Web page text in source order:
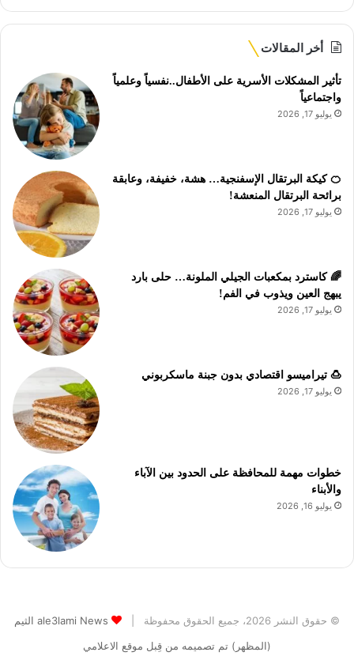
أخر المقالات
تأثير المشكلات الأسرية على الأطفال..نفسياً وعلمياً
واجتماعياً
يوليو 17, 2026
🍊 كيكة البرتقال الإسفنجية… هشة، خفيفة، وعابقة
برائحة البرتقال المنعشة!
يوليو 17, 2026
🌈 كاسترد بمكعبات الجيلي الملونة… حلى بارد
يبهج العين ويذوب في الفم!
يوليو 17, 2026
🍮 تيراميسو اقتصادي بدون جبنة ماسكربوني
يوليو 17, 2026
خطوات مهمة للمحافظة على الحدود بين الآباء
والأبناء
يوليو 16, 2026
© حقوق النشر 2026، جميع الحقوق محفوظة |
ale3lami News الثيم
(المظهر) تم تصميمه من قِبل موقع الاعلامي